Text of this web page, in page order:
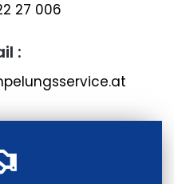
27 006
: